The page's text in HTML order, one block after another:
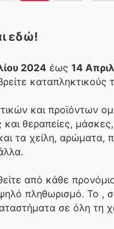
εδώ!
2024 έως 14
καταπληκτικούς
και προϊόντων
θεραπείες,
τα χείλη, αρώματα,
από κάθε
πληθωρισμό. Το ,
σε όλη τη